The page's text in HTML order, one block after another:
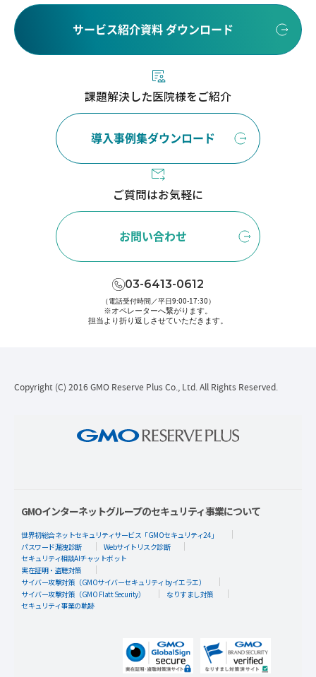
サービス紹介資料 ダウンロード
課題解決した医院様をご紹介
導入事例集ダウンロード
ご質問はお気軽に
お問い合わせ
03-6413-0612
（電話受付時間／平日9:00-17:30）
※オペレーターへ繋がります。
担当より折り返しさせていただきます。
Copyright (C) 2016 GMO Reserve Plus Co., Ltd. All Rights Reserved.
GMOインターネットグループのセキュリティ事業について
世界初総合ネットセキュリティサービス「GMOセキュリティ24」
パスワード漏洩診断
Webサイトリスク診断
セキュリティ相談AIチャットボット
実在証明・盗聴対策
サイバー攻撃対策（GMOサイバーセキュリティ byイエラエ）
サイバー攻撃対策（GMO Flatt Security）
なりすまし対策
セキュリティ事業の軌跡